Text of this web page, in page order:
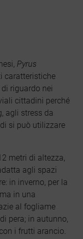
Pyrus
caratteristiche
riguardo nei
cittadini perché
agli stress da
si può utilizzare
metri di altezza,
agli spazi
in inverno, per la
in una
al fogliame
pera; in autunno,
i frutti arancio.